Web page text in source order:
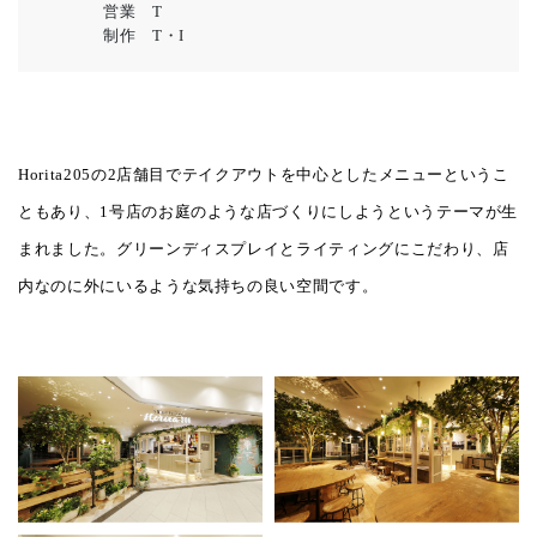
営業 T
制作 T・I
Horita205の2店舗目でテイクアウトを中心としたメニューというこ
ともあり、1号店のお庭のような店づくりにしようというテーマが生
まれました。グリーンディスプレイとライティングにこだわり、店
内なのに外にいるような気持ちの良い空間です。